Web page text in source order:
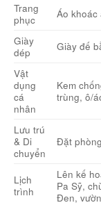
Trang
phục
Áo khoác
Giày
dép
Giày đế
Vật
dụng
cá
nhân
Kem
trùng, ô/
Lưu trú
& Di
chuyển
Đặt
Lịch
trình
Lên kế
Pa Sỹ,
Đen,